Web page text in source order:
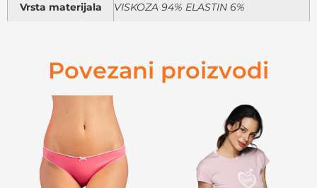
Vrsta materijala VISKOZA 94% ELASTIN 6%
Povezani proizvodi